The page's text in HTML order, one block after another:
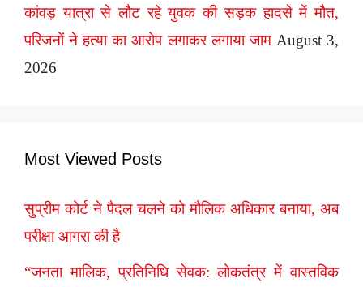
कांवड़ यात्रा से लौट रहे युवक की सड़क हादसे में मौत,
परिजनों ने हत्या का आरोप लगाकर लगाया जाम August 3,
2026
Most Viewed Posts
सुप्रीम कोर्ट ने पैदल चलने को मौलिक अधिकार बनाया, अब
परीक्षा आगरा की है
“जनता मालिक, प्रतिनिधि सेवक: लोकतंत्र में वास्तविक